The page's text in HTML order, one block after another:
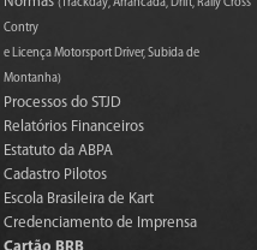
(Trackday, Arrancada, Drift, Rally Cross
Contry
e Licença Motorsport Driver, Subida de
Montanha)
Processos do STJD
Relatórios Financeiros
Estatuto da ABPA
Cadastro Pilotos
Escola Brasileira de Kart
Credenciamento de Imprensa
Cartão BRB